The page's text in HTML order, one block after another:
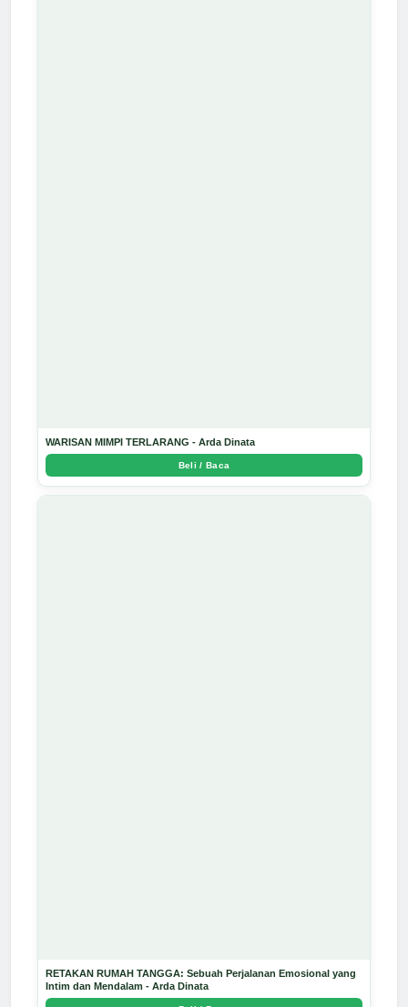
WARISAN MIMPI TERLARANG - Arda Dinata
Beli / Baca
RETAKAN RUMAH TANGGA: Sebuah Perjalanan Emosional yang
Intim dan Mendalam - Arda Dinata